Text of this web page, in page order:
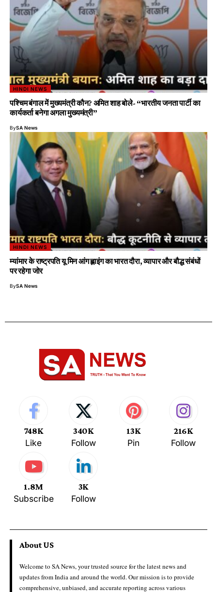
HINDI NEWS
पश्चिम बंगाल में मुख्यमंत्री कौन? अमित शाह बोले- “भारतीय जनता पार्टी का
कार्यकर्ता बनेगा अगला मुख्यमंत्री”
BySA News
HINDI NEWS
म्यांमार के राष्ट्रपति यू मिन आंग ह्लाइंग का भारत दौरा, व्यापार और बौद्ध संबंधों
पर रहेगा जोर
BySA News
748K
Like
340K
Follow
13K
Pin
216K
Follow
1.8M
Subscribe
3K
Follow
About US
Welcome to SA News, your trusted source for the latest news and
updates from India and around the world. Our mission is to provide
comprehensive, unbiased, and accurate reporting across various